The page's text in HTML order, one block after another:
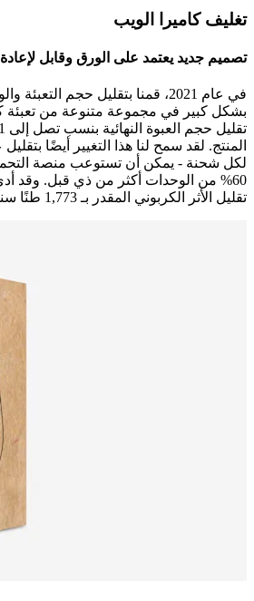
تغليف كاميرا الويب
تصميم جديد يعتمد على الورق وقابل لإعادة
في عام 2021، قمنا بتقليل حجم
بشكل كبير في مجموعة متنوعة من تعبئة
المنتج. لقد سمح لنا هذا التغيير أيضًا
60% من الوحدات أكثر من ذي قبل. وقد
تقليل الأثر الكربوني المقدر بـ 1,773 طنًا سنويًا.